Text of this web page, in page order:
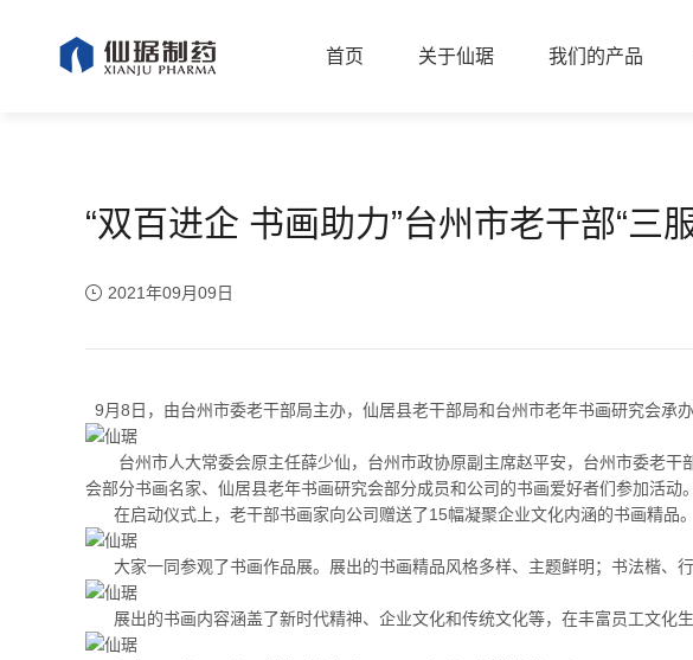
首页 关于仙琚 我们的产品
“双百进企 书画助力”台州市老干部“三
2021年09月09日
9月8日，由台州市委老干部局主办，仙居县老干部局和台州市老年书画研究会承
台州市人大常委会原主任薛少仙，台州市政协原副主席赵平安，台州市委老干
会部分书画名家、仙居县老年书画研究会部分成员和公司的书画爱好者们参加活动
在启动仪式上，老干部书画家向公司赠送了15幅凝聚企业文化内涵的书画精品。
大家一同参观了书画作品展。展出的书画精品风格多样、主题鲜明；书法楷、
展出的书画内容涵盖了新时代精神、企业文化和传统文化等，在丰富员工文化生